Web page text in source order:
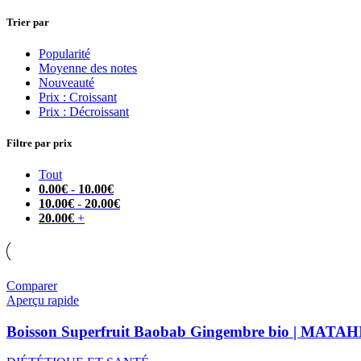
Trier par
Popularité
Moyenne des notes
Nouveauté
Prix : Croissant
Prix : Décroissant
Filtre par prix
Tout
0.00€ - 10.00€
10.00€ - 20.00€
20.00€ +
Comparer
Aperçu rapide
Boisson Superfruit Baobab Gingembre bio |